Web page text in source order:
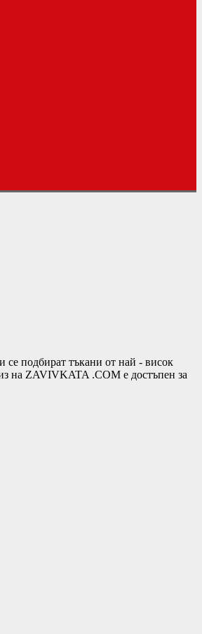
подбират тъкани от най - висок
на ZAVIVKATA .COM е достъпен за